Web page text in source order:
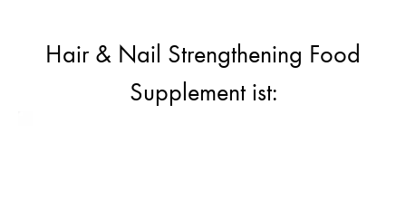
Hair & Nail Strengthening Food
Supplement ist: